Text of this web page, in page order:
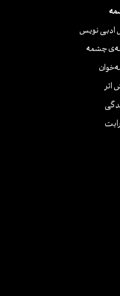
ادبی نویس
چشمه
اثر